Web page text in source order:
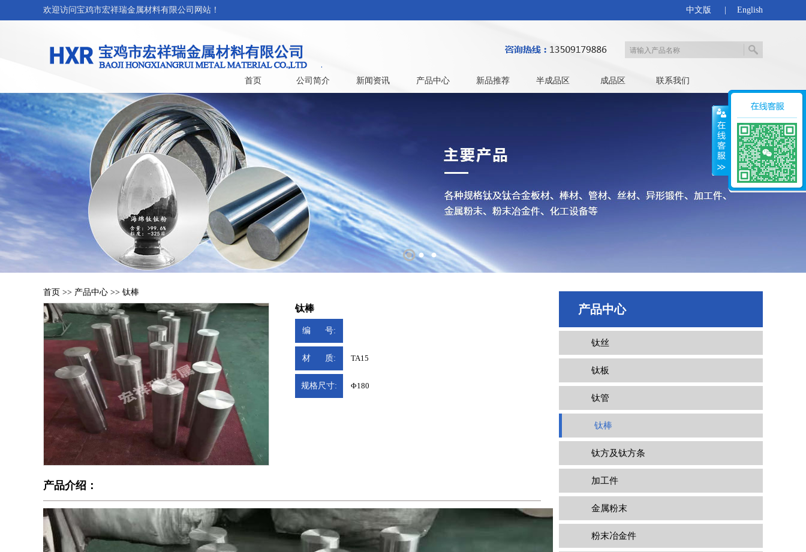
欢迎访问宝鸡市宏祥瑞金属材料有限公司网站！ 中文版 English
首页 公司简介 新闻资讯 产品中心 新品推荐 半成品区 成品区 联系我们
首页 >> 产品中心 >> 钛棒
钛棒
编 号:
材 质: TA15
规格尺寸: Φ180
产品介绍：
产品中心
钛丝
钛板
钛管
钛棒
钛方及钛方条
加工件
金属粉末
粉末冶金件